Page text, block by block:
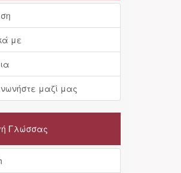
με
μαζί μας
Γλώσσας